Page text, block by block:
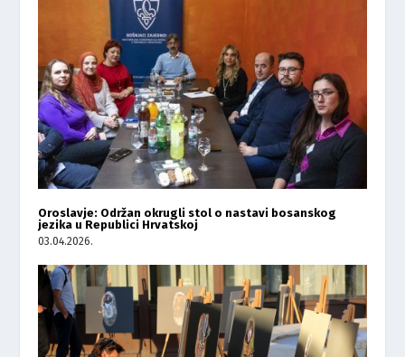
Oroslavje: Održan okrugli stol o nastavi bosanskog
jezika u Republici Hrvatskoj
03.04.2026.